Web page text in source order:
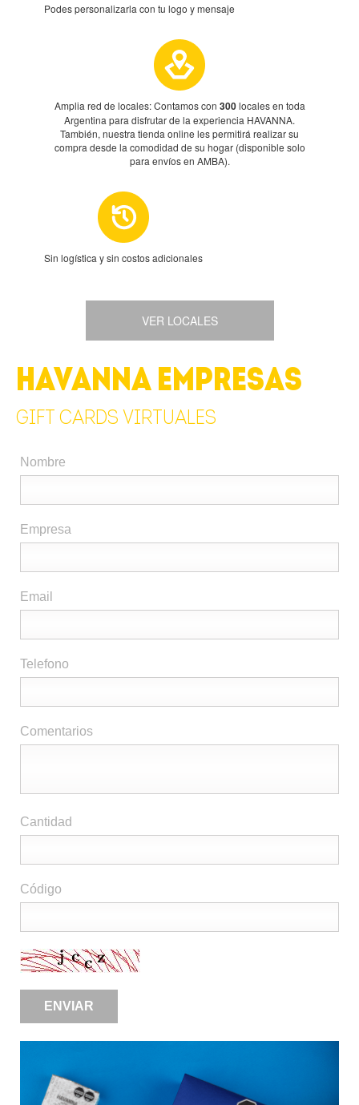
Podes personalizarla con tu logo y mensaje
Amplia red de locales: Contamos con 300locales en toda
Argentina para disfrutar de la experiencia HAVANNA.
También, nuestra tienda online les permitirá realizar su
compra desde la comodidad de su hogar (disponible solo
para envíos en AMBA).
Sin logística y sin costos adicionales
VER LOCALES
HAVANNA EMPRESAS
GIFT CARDS VIRTUALES
Nombre
Empresa
Email
Telefono
Comentarios
Cantidad
Código